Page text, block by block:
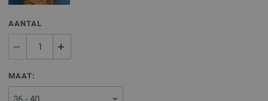
AANTAL
MAAT: